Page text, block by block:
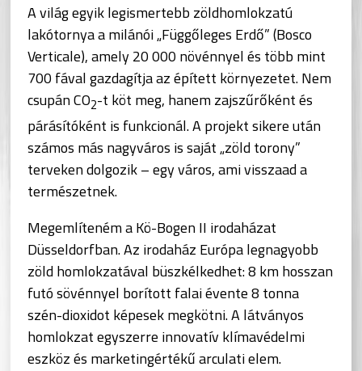
A világ egyik legismertebb zöldhomlokzatú
lakótornya a milánói „Függőleges Erdő” (Bosco
Verticale), amely 20 000 növénnyel és több mint
700 fával gazdagítja az épített környezetet. Nem
csupán CO2-t köt meg, hanem zajszűrőként és
párásítóként is funkcionál. A projekt sikere után
számos más nagyváros is saját „zöld torony”
terveken dolgozik – egy város, ami visszaad a
természetnek.
Megemlíteném a Kö-Bogen II irodaházat
Düsseldorfban. Az irodaház Európa legnagyobb
zöld homlokzatával büszkélkedhet: 8 km hosszan
futó sövénnyel borított falai évente 8 tonna
szén-dioxidot képesek megkötni. A látványos
homlokzat egyszerre innovatív klímavédelmi
eszköz és marketingértékű arculati elem.